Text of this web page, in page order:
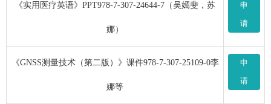
《实用医疗英语》PPT978-7-307-24644-7（吴嫣斐，苏
娜）
申
请
《GNSS测量技术（第二版）》课件978-7-307-25109-0李
娜等
申
请